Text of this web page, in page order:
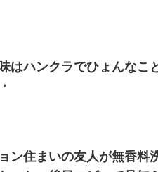
はハンクラでひょんなこ
ン住まいの友人が無香料